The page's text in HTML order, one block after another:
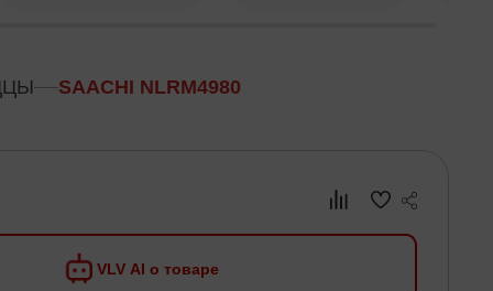
SAACHI NLRM4980
VLV AI о товаре